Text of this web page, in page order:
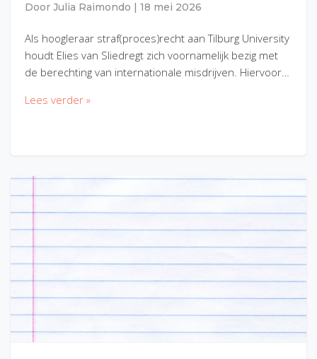
Door Julia Raimondo 18 mei 2026
Als hoogleraar straf(proces)recht aan Tilburg University
houdt Elies van Sliedregt zich voornamelijk bezig met
de berechting van internationale misdrijven. Hiervoor…
Lees verder »